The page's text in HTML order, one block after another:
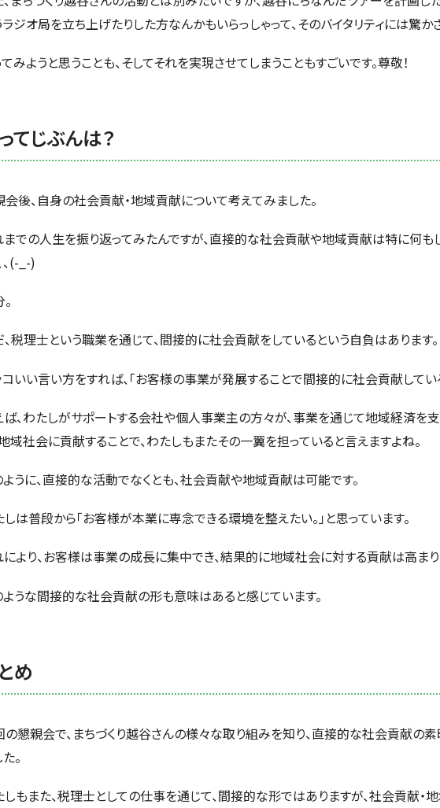
ラジオ局を立ち上げたりした方なんかもいらっしゃって、そのバイタリティには驚か
みようと思うことも、そしてそれを実現させてしまうこともすごいです。尊敬！
てじぶんは？
会後、自身の社会貢献・地域貢献について考えてみました。
までの人生を振り返ってみたんですが、直接的な社会貢献や地域貢献は特に何も
、(-_-)
、税理士という職業を通じて、間接的に社会貢献をしているという自負はあります。
コいい言い方をすれば、「お客様の事業が発展することで間接的に社会貢献している
ば、わたしがサポートする会社や個人事業主の方々が、事業を通じて地域経済を
地域社会に貢献することで、わたしもまたその一翼を担っていると言えますよね。
ように、直接的な活動でなくとも、社会貢献や地域貢献は可能です。
しは普段から「お客様が本業に専念できる環境を整えたい。」と思っています。
により、お客様は事業の成長に集中でき、結果的に地域社会に対する貢献は高まり
ような間接的な社会貢献の形も意味はあると感じています。
め
の懇親会で、まちづくり越谷さんの様々な取り組みを知り、直接的な社会貢献の
。
しもまた、税理士としての仕事を通じて、間接的な形ではありますが、社会貢献・